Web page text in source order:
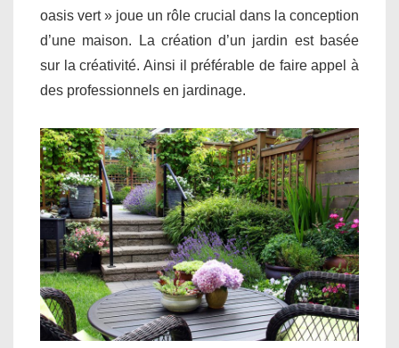
oasis vert » joue un rôle crucial dans la conception
d’une maison. La création d’un jardin est basée
sur la créativité. Ainsi il préférable de faire appel à
des professionnels en jardinage.